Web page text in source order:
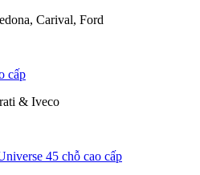
Carival, Ford
cấp
& Iveco
45 chỗ cao cấp